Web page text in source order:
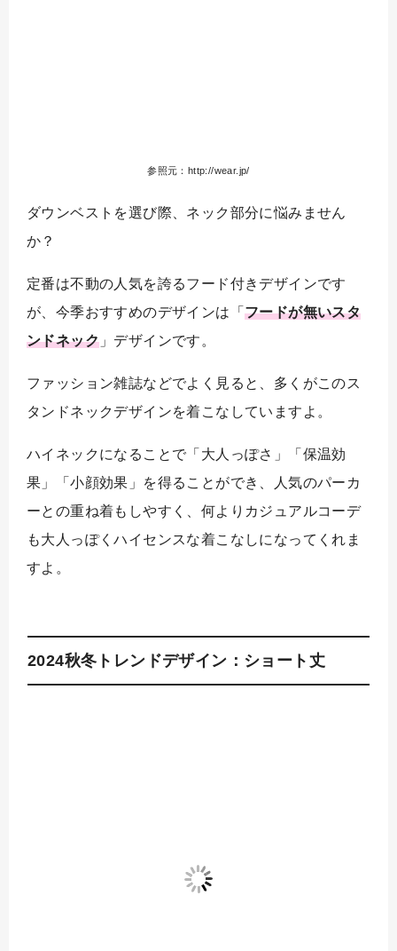
参照元：http://wear.jp/
ダウンベストを選び際、ネック部分に悩みません
か？
定番は不動の人気を誇るフード付きデザインです
が、今季おすすめのデザインは「 フードが無いスタ
ンドネック 」デザインです。
ファッション雑誌などでよく見ると、多くがこのス
タンドネックデザインを着こなしていますよ。
ハイネックになることで「大人っぽさ」「保温効
果」「小顔効果」を得ることができ、人気のパーカ
ーとの重ね着もしやすく、何よりカジュアルコーデ
も大人っぽくハイセンスな着こなしになってくれま
すよ。
2024秋冬トレンドデザイン：ショート丈